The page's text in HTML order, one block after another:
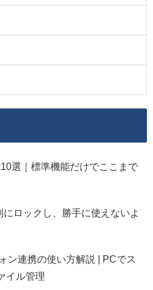
選｜標準機能だけでここまで
ロックし、勝手に使えないよ
ン連携の使い方解説 | PCでス
イル管理